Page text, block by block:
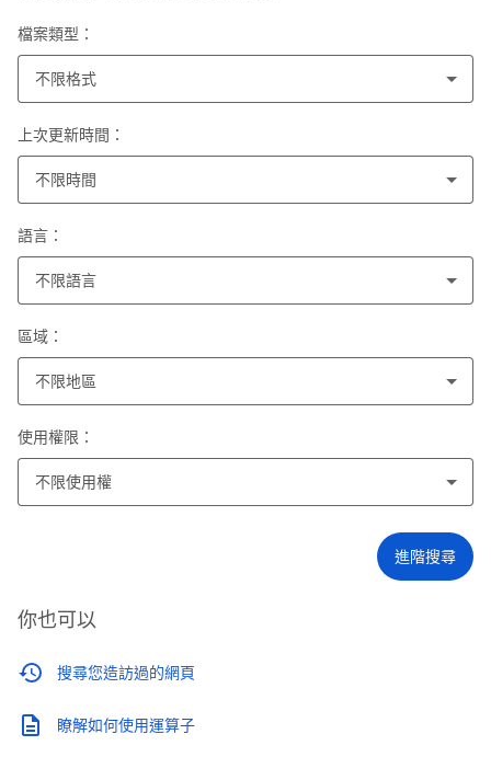
檔案類型：
不限格式
上次更新時間：
不限時間
語言：
不限語言
區域：
不限地區
使用權限：
不限使用權
進階搜尋
你也可以
搜尋您造訪過的網頁
瞭解如何使用運算子